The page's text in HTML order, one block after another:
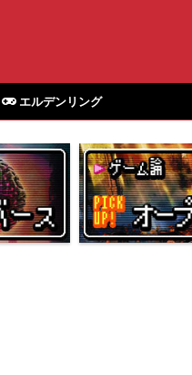
エルデンリング